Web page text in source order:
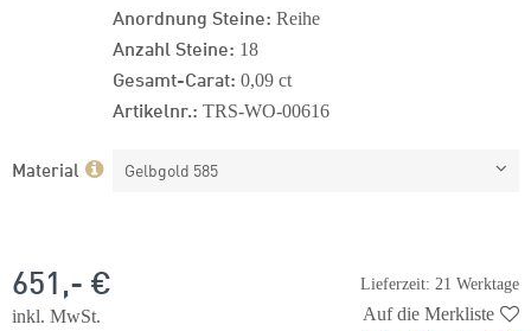
Anordnung Steine: Reihe
Anzahl Steine: 18
Gesamt-Carat: 0,09 ct
Artikelnr.: TRS-WO-00616
Material Gelbgold 585
Lieferzeit: 21 Werktage
651,- €
inkl. MwSt.
Auf die Merkliste